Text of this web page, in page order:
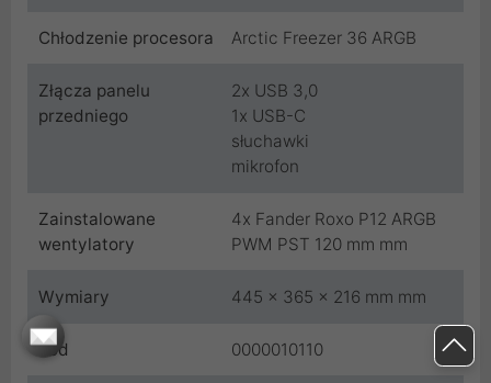
Chłodzenie procesora Arctic Freezer 36 ARGB
Złącza panelu
przedniego
2x USB 3,0
1x USB-C
słuchawki
mikrofon
Zainstalowane
wentylatory
4x Fander Roxo P12 ARGB
PWM PST 120 mm mm
Wymiary 445 x 365 x 216 mm mm
Kod 0000010110